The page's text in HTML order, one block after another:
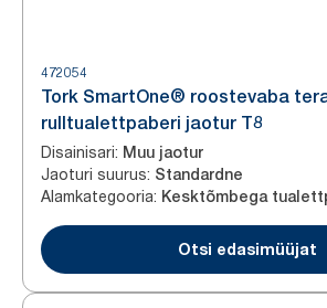
472054
Tork SmartOne® roostevaba
rulltualettpaberi jaotur T8
Disainisari: Muu jaotur
Jaoturi suurus: Standardne
Alamkategooria: Kesktõmbega
Otsi edasimüüjat